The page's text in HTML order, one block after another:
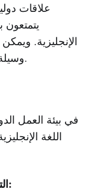
علاقات
يتمتعون
الإنجليزية.
(TOEIC) وسيلة لإثبات هذه القدرة.
في بيئة العمل
اللغة
التواصل الفعال مع الشركاء الدوليين: